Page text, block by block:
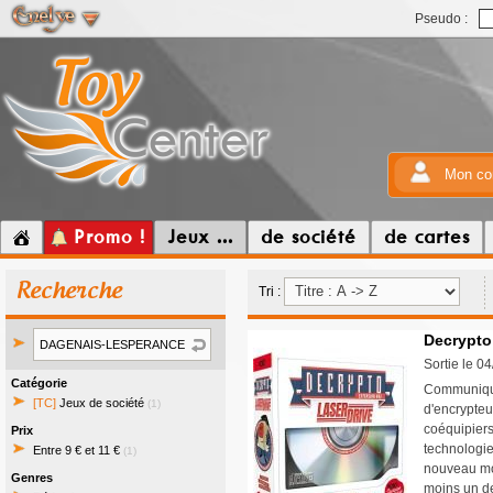
Pseudo :
Mon
Promo ! Jeux ... de société de cartes
Recherche
Catégorie
[TC] Jeux de société (1)
Prix
Entre 9 € et 11 € (1)
Genres
Tri :
Sortie le
nouveau
moins un